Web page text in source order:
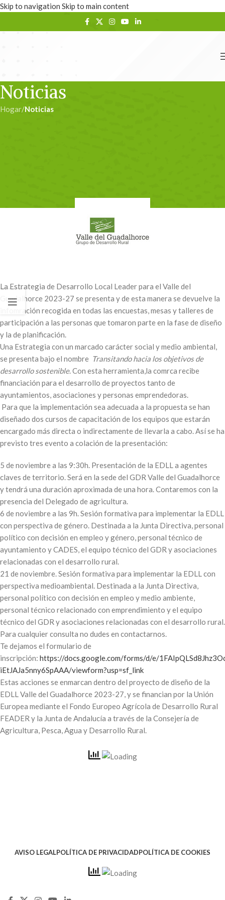
Skip to navigation Skip to main content
Noticias
Hogar/Noticias
La Estrategia de Desarrollo Local Leader para el Valle del
Guadalhorce 2023-27 se presenta y de esta manera se devuelve la
infomración recogida en todas las encuestas, mesas y talleres de
participación a las personas que tomaron parte en la fase de diseño
y la de planificación.
Una Estrategia con un marcado carácter social y medio ambiental,
se presenta bajo el nombre Transitando hacia los objetivos de
desarrollo sostenible. Con esta herramienta,la comrca recibe
financiación para el desarrollo de proyectos tanto de
ayuntamientos, asociaciones y personas emprendedoras.
Para que la implementación sea adecuada a la propuesta se han
diseñado dos cursos de capacitación de los equipos que estarán
encargado más directa o indirectamente de llevarla a cabo. Así se ha
previsto tres evento a colación de la presentación:
5 de noviembre a las 9:30h. Presentación de la EDLL a agentes
claves de territorio. Será en la sede del GDR Valle del Guadalhorce
y tendrá una duración aproximada de una hora. Contaremos con la
presencia del Delegado de agricultura.
6 de noviembre a las 9h. Sesión formativa para implementar la EDLL
con perspectiva de género. Destinada a la Junta Directiva, personal
político con decisión en empleo y género, personal técnico de
ayuntamiento y CADES, el equipo técnico del GDR y asociaciones
relacionadas con el desarrollo rural.
21 de noviembre. Sesión formativa para implementar la EDLL con
perspectiva medioambiental. Destinada a la Junta Directiva,
personal político con decisión en empleo y medio ambiente,
personal técnico relacionado con emprendimiento y el equipo
técnico del GDR y asociaciones relacionadas con el desarrollo rural.
Para cualquier consulta no dudes en contactarnos.
Te dejamos el formulario de
inscripción: https://docs.google.com/forms/d/e/
iEtJAJa5nny6SpAAA/viewform?usp=sf_link
Estas acciones se enmarcan dentro del proyecto de diseño de la
EDLL Valle del Guadalhorce 2023-27, y se financian por la Unión
Europea mediante el Fondo Europeo Agrícola de Desarrollo Rural
FEADER y la Junta de Andalucía a través de la Consejería de
Agricultura, Pesca, Agua y Desarrollo Rural.
AVISO LEGALPOLÍTICA DE PRIVACIDADPOLÍTICA DE COOKIES